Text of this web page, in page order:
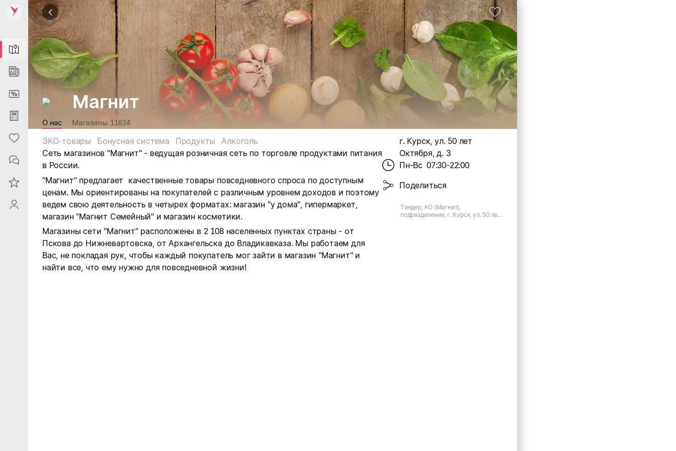
Map
News
DiscountCard
Purchases
Heart
Contacts
Reviews
ProfileSaby
Магнит
О нас Магазины 11624
ЭКО-товары Бонусная система Продукты
Алкоголь
Сеть магазинов "Магнит" - ведущая розничная сеть по торговле продуктами питания
в России.
"Магнит" предлагает качественные товары повседневного спроса по доступным
ценам. Мы ориентированы на покупателей с различным уровнем доходов и поэтому
ведем свою деятельность в четырех форматах: магазин "у дома", гипермаркет,
магазин "Магнит Семейный" и магазин косметики.
Магазины сети "Магнит" расположены в 2 108 населенных пунктах страны - от
Пскова до Нижневартовска, от Архангельска до Владикавказа. Мы работаем для
Вас, не покладая рук, чтобы каждый покупатель мог зайти в магазин "Магнит" и
найти все, что ему нужно для повседневной жизни!
г. Курск, ул. 50 лет
Октября, д. 3
Пн-Вс 07:30-22:00
Поделиться
Тандер, АО (Магнит),
подразделение, г. Курск, ул. 50 лет